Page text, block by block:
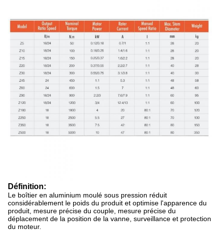
Définition:
Le boîtier en aluminium moulé sous pression réduit
considérablement le poids du produit et optimise l'apparence du
produit, mesure précise du couple, mesure précise du
déplacement de la position de la vanne, surveillance et protection
du moteur.